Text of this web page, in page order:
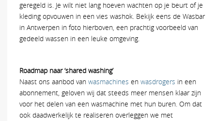
geregeld is. Je wilt niet lang hoeven wachten op je beurt of je
kleding opvouwen in een vies washok. Bekijk eens de Wasbar
in Antwerpen in foto hierboven, een prachtig voorbeeld van
gedeeld wassen in een leuke omgeving.
Roadmap naar ‘shared washing’
Naast ons aanbod van wasmachines en wasdrogers in een
abonnement, geloven wij dat steeds meer mensen klaar zijn
voor het delen van een wasmachine met hun buren. Om dat
ook daadwerkelijk te realiseren overleggen we met